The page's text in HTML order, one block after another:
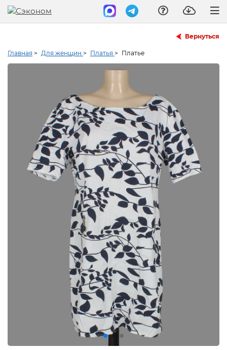
Вернуться
Главная > Для женщин > Платья > Платье